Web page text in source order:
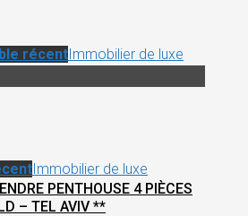
récentImmobilier de luxe
Immobilier de luxe
PENTHOUSE 4 PIÈCES
– TEL AVIV **